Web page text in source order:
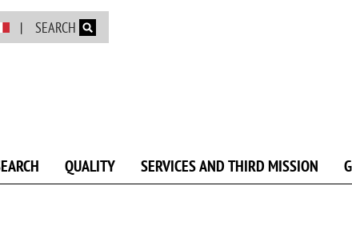
Skip to main content
SEARCH
QUALITY SERVICES AND THIRD MISSION